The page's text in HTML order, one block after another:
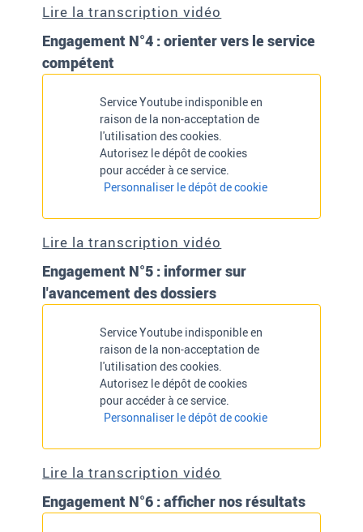
Lire la transcription vidéo
Engagement N°4 : orienter vers le service
compétent
Service Youtube indisponible en
raison de la non-acceptation de
l'utilisation des cookies.
Autorisez le dépôt de cookies
pour accéder à ce service.
Personnaliser le dépôt de cookie
Lire la transcription vidéo
Engagement N°5 : informer sur
l'avancement des dossiers
Service Youtube indisponible en
raison de la non-acceptation de
l'utilisation des cookies.
Autorisez le dépôt de cookies
pour accéder à ce service.
Personnaliser le dépôt de cookie
Lire la transcription vidéo
Engagement N°6 : afficher nos résultats